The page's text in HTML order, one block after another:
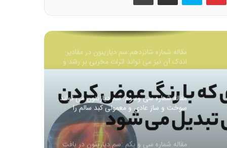
مقاله هفدهم: سم دیازینون عامل اصلی سمیت
در فاضلاب های شهری شناسایی شده است
مقاله شماره شانزدهم:سم دیازینون در مقادیر
اندک آن نیز می تواند اثرات مخربی بر رشد و
نمو داشته و موجب ادم (ورم) در بدن جنین
مقاله شماره سی وسوم: سم دیازینون می تواند
سوخت و ساز عادی و معمولی کبد سالم را
دست کاری کند و منجر به مسمومیت حاد
شود
مقاله شماره سی و یکم :سم دیازینون در بافت